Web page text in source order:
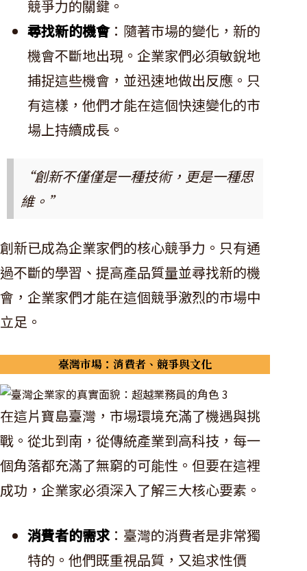
競爭力的關鍵。
尋找新的機會：隨著市場的變化，新的
機會不斷地出現。企業家們必須敏銳地
捕捉這些機會，並迅速地做出反應。只
有這樣，他們才能在這個快速變化的市
場上持續成長。
“創新不僅僅是一種技術，更是一種思
維。”
創新已成為企業家們的核心競爭力。只有通
過不斷的學習、提高產品質量並尋找新的機
會，企業家們才能在這個競爭激烈的市場中
立足。
臺灣市場：消費者、競爭與文化
在這片寶島臺灣，市場環境充滿了機遇與挑
戰。從北到南，從傳統產業到高科技，每一
個角落都充滿了無窮的可能性。但要在這裡
成功，企業家必須深入了解三大核心要素。
消費者的需求：臺灣的消費者是非常獨
特的。他們既重視品質，又追求性價